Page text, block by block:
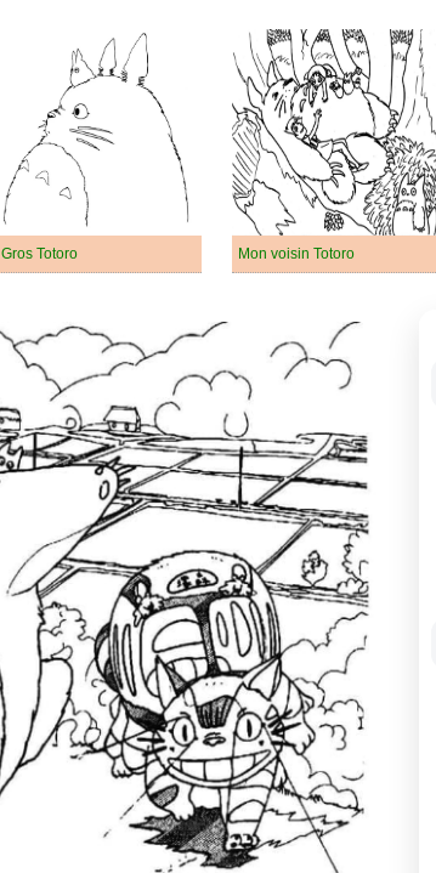
Gros Totoro Mon voisin Totoro